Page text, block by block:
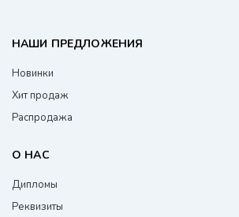
О НАС
Дипломы
Реквизиты
НАШИ ПРЕДЛОЖЕНИЯ
Новинки
Хит продаж
Распродажа